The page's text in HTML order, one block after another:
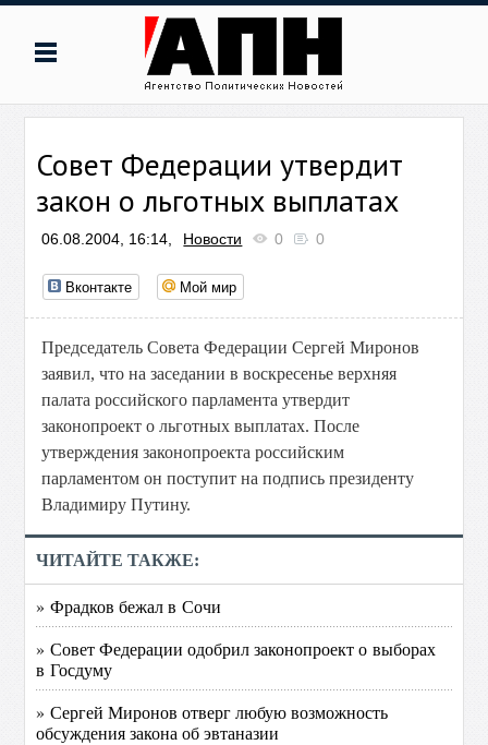
Совет Федерации утвердит
закон о льготных выплатах
06.08.2004, 16:14, Новости 0 0
Вконтакте Мой мир
Председатель Совета Федерации Сергей Миронов
заявил, что на заседании в воскресенье верхняя
палата российского парламента утвердит
законопроект о льготных выплатах. После
утверждения законопроекта российским
парламентом он поступит на подпись президенту
Владимиру Путину.
ЧИТАЙТЕ ТАКЖЕ:
» Фрадков бежал в Сочи
» Совет Федерации одобрил законопроект о выборах
в Госдуму
» Сергей Миронов отверг любую возможность
обсуждения закона об эвтаназии